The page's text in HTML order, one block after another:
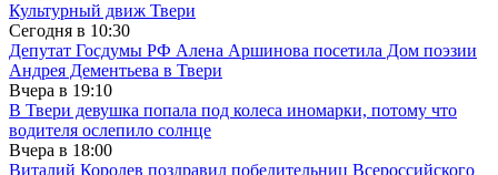
Культурный движ Твери
Сегодня в 10:30
Депутат Госдумы РФ Алена Аршинова посетила Дом поэзии
Андрея Дементьева в Твери
Вчера в 19:10
В Твери девушка попала под колеса иномарки, потому что
водителя ослепило солнце
Вчера в 18:00
Виталий Королев поздравил победительниц Всероссийского